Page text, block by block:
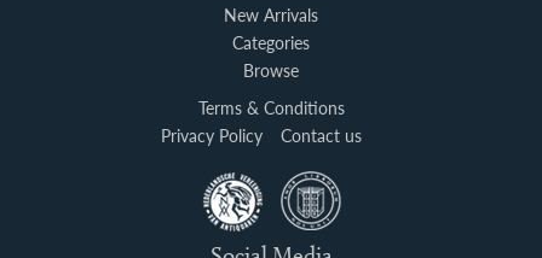
New Arrivals
Categories
Browse
Terms & Conditions
Privacy Policy
Contact us